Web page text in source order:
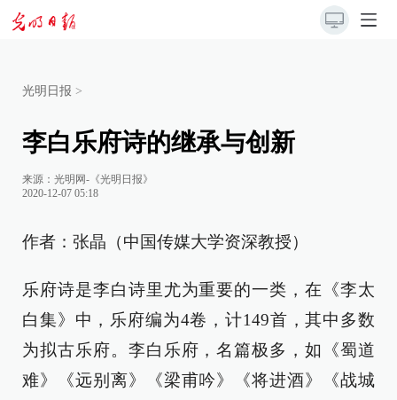
光明日报 >
李白乐府诗的继承与创新
来源： 光明网-《光明日报》
2020-12-07 05:18
作者：张晶（中国传媒大学资深教授）
乐府诗是李白诗里尤为重要的一类，在《李太
白集》中，乐府编为4卷，计149首，其中多数
为拟古乐府。李白乐府，名篇极多，如《蜀道
难》《远别离》《梁甫吟》《将进酒》《战城